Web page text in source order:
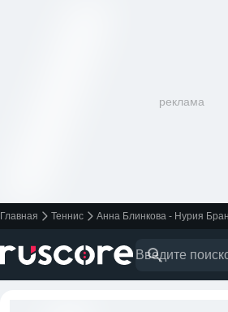
реклама
Главная Теннис Анна Блинкова - Нурия